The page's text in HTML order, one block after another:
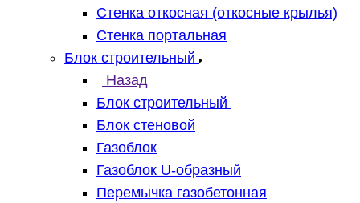
Стенка откосная (откосные крылья)
Стенка портальная
Блок строительный
Назад
Блок строительный
Блок стеновой
Газоблок
Газоблок U-образный
Перемычка газобетонная